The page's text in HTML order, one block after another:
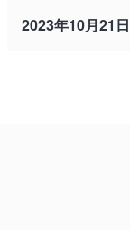
2023年10月21日